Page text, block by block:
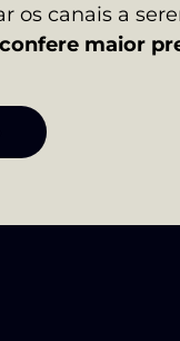
os canais a
maior